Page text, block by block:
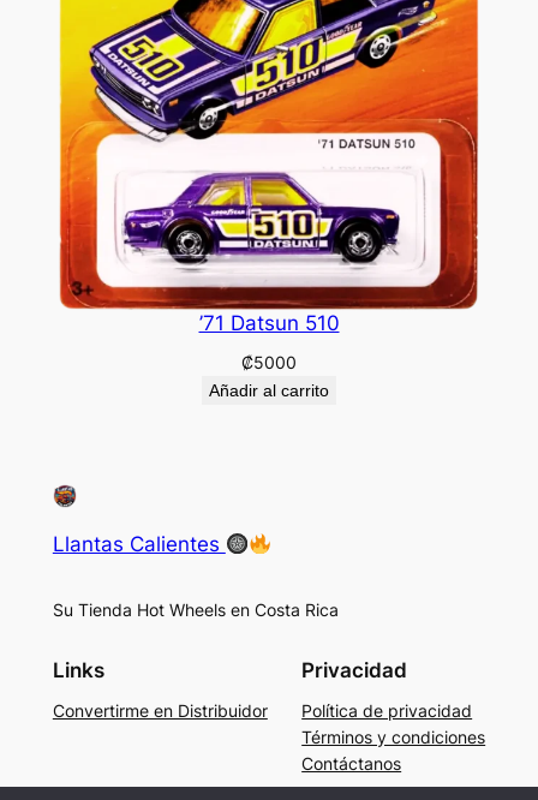
’71 Datsun 510
₡5000
Añadir al carrito
Llantas Calientes
Su Tienda Hot Wheels en Costa Rica
Links
Convertirme en Distribuidor
Privacidad
Política de privacidad
Términos y condiciones
Contáctanos